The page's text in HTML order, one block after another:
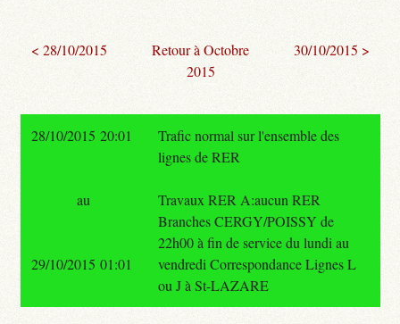
< 28/10/2015
Retour à Octobre
2015
30/10/2015 >
28/10/2015 20:01
Trafic normal sur l'ensemble des
lignes de RER
Travaux RER A:aucun RER
Branches CERGY/POISSY de
22h00 à fin de service du lundi au
vendredi Correspondance Lignes L
ou J à St-LAZARE
au
29/10/2015 01:01